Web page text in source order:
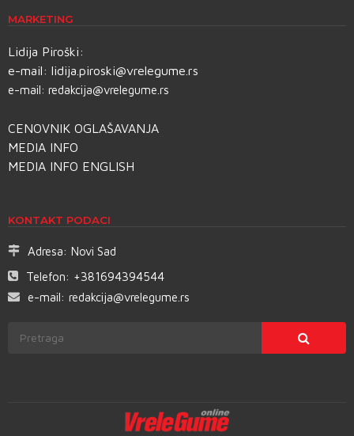
MARKETING
Lidija Piroški:
e-mail: lidija.piroski@vrelegume.rs
e-mail: redakcija@vrelegume.rs
CENOVNIK OGLAŠAVANJA
MEDIA INFO
MEDIA INFO ENGLISH
KONTAKT PODACI
Adresa: Novi Sad
Telefon: +381694394544
e-mail: redakcija@vrelegume.rs